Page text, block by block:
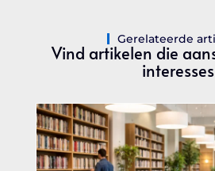
Gerelateerde
Vind artikelen die
interesses